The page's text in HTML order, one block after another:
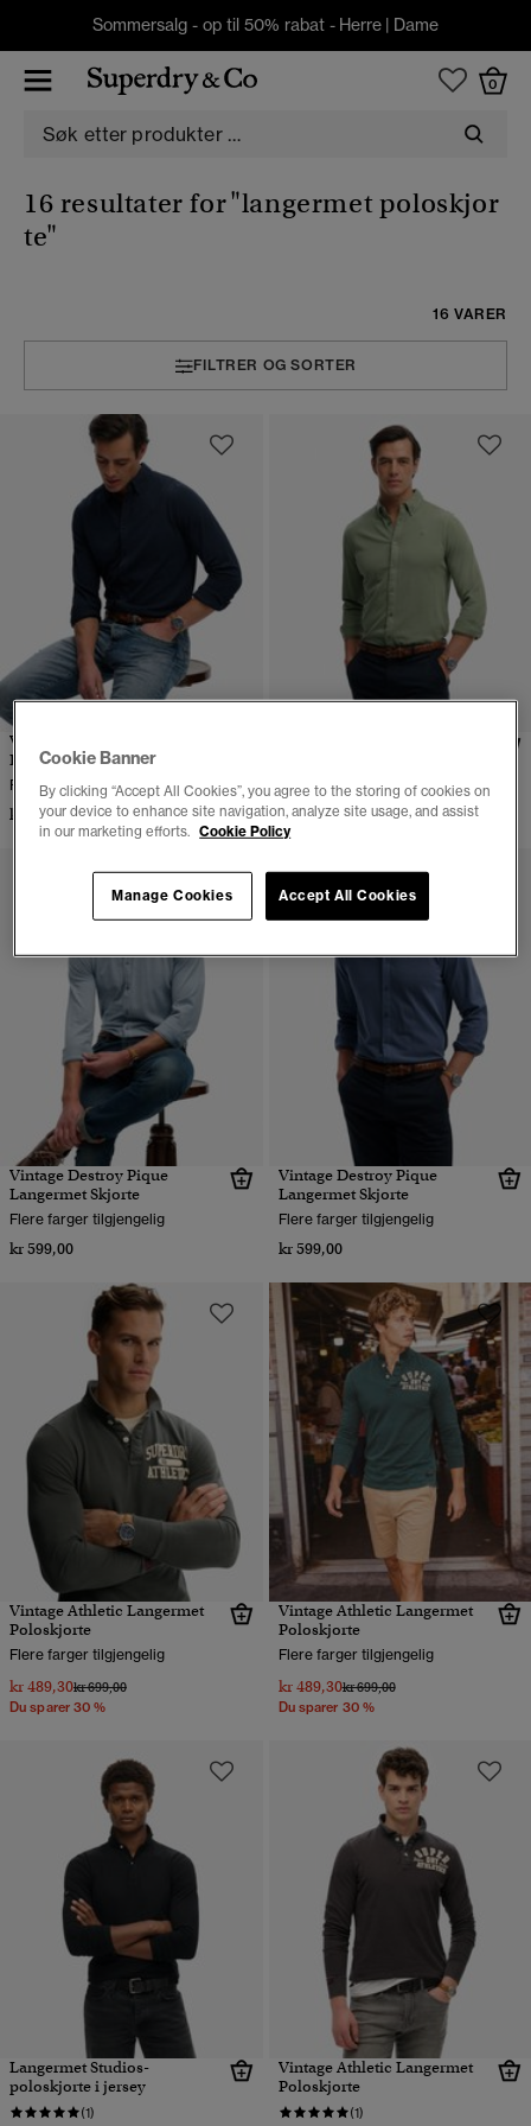
Sommersalg - op til 50% rabat - Herre | Dame
0
16 resultater for"langermet poloskjor
te"
16 VARER
FILTRER OG SORTER
Vintage Destroy Pique
Langermet Skjorte
Flere farger tilgjengelig
kr 599,00
Flere farger tilgjengelig
kr 599,00
Vintage Destroy Pique
Langermet Skjorte
Flere farger tilgjengelig
kr 599,00
Vintage Destroy Pique
Langermet Skjorte
Flere farger tilgjengelig
kr 599,00
Vintage Athletic Langermet
Poloskjorte
Flere farger tilgjengelig
kr 489,30Pris nedsatt fra
kr 699,00til
Du sparer 30 %
Vintage Athletic Langermet
Poloskjorte
Flere farger tilgjengelig
kr 489,30Pris nedsatt fra
kr 699,00til
Du sparer 30 %
Langermet Studios-
poloskjorte i jersey
(1)
Vintage Athletic Langermet
Poloskjorte
(1)
Cookie Banner
By clicking “Accept All Cookies”, you agree to the storing of cookies on
your device to enhance site navigation, analyze site usage, and assist
in our marketing efforts. Cookie Policy
Accept All Cookies
Manage Cookies